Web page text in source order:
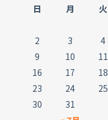
日
月 火
2
3 4
9
10 11
16
17 18
23
24 25
30
31